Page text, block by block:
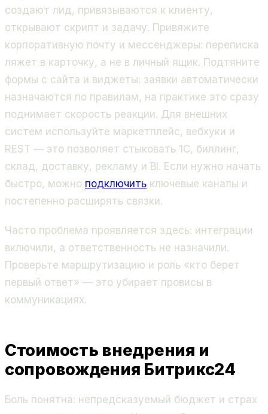
создают лид, привязываются к клиенту,
открывают скрипт и задачу. Привяжите
корпоративную почту и мессенджеры: переписка
ляжет в карточку, а не в личный ящик. Подтяните
формы с сайта и виджеты: заявки автоматически
назначаются по правилам, на практике это сразу
поднимает скорость реакции. Для внешних
систем используйте маркетплейс, вебхуки и
REST — это позволяет стыковать 1С, биллинг,
склад, доставку, рекламу и BI. Если нужно начать
быстро, можно подключить ключевые каналы и
постепенно расширять связки.
Часто проблема проявляется здесь: интеграции
включили, а ответственность не назначили.
Проверьте маршрутизацию и роль «кто берет
первый ответ» — это убирает провисы в
коммуникациях.
Стоимость внедрения и
сопровождения Битрикс24
Боль понятна: непредсказуемый бюджет и страх